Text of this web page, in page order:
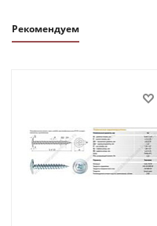
Рекомендуем